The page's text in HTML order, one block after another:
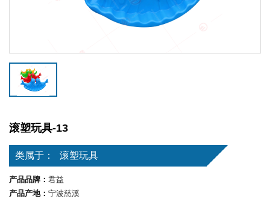
滚塑玩具-13
类属于： 滚塑玩具
产品品牌： 君益
产品产地： 宁波慈溪